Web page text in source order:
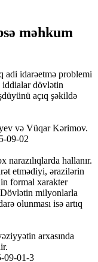
məhkum
adi idarəetmə problemi
iddialar dövlətin
açıq şəkildə
və Vüqar Kərimov.
hallanır.
etmədiyi, ərazilərin
formal xarakter
Dövlətin milyonlarla
olunması isə artıq
arxasında